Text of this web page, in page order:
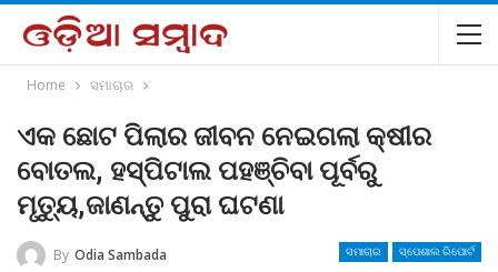
Home ସମାଚାର
ଏକ ଛୋଟ ପିଲାର ଜୀବନ ନେଇଗଲା କ୍ଷୀର
ବୋତଲ, ହସ୍ପିଟାଲ ପହଞ୍ଚିବା ପୂର୍ବରୁ
ମୃତ୍ୟୁ,ଜାଣନ୍ତୁ ପୁରା ଘଟଣା
ସମାଚାର ସ୍ପେଶାଲ ରିପୋର୍ଟ
By Odia Sambada